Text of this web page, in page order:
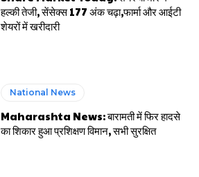
हल्की तेजी, सेंसेक्स 177 अंक चढ़ा,फार्मा और आईटी
शेयरों में खरीदारी
National News
Maharashta News: बारामती में फिर हादसे
का शिकार हुआ प्रशिक्षण विमान, सभी सुरक्षित